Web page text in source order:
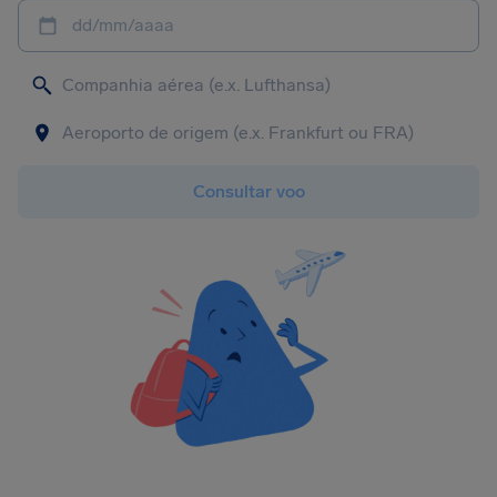
dd/mm/aaaa
Consultar voo